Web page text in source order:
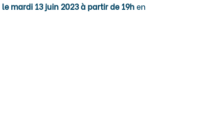
le mardi 13 juin 2023 à partir de 19hen